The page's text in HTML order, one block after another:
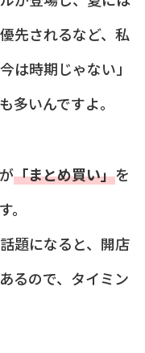
先されるなど、私
は時期じゃない」
多いんですよ。
「まとめ買い」を
題になると、開店
るので、タイミン